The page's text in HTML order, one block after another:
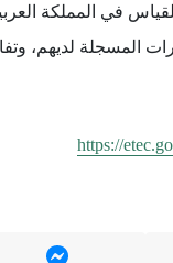
في المملكة
المسجلة لديهم،
https://